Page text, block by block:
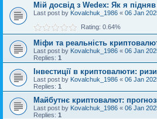
Мій досвід з Wedex: Як я
Last post by Kovalchuk_1986 « 06 Jan
Rating: 0.64%
Міфи та реальність
Last post by Kovalchuk_1986 « 06 Jan
Replies: 1
Інвестиції в криптовалюти:
Last post by Kovalchuk_1986 « 06 Jan
Replies: 1
Майбутнє криптовалют:
Last post by Kovalchuk_1986 « 06 Jan
Replies: 1